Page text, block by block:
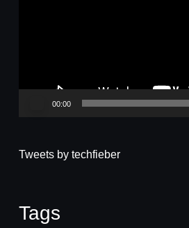
00:00
Tweets by techfieber
Tags